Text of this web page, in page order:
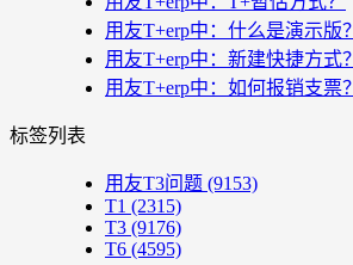
用友T+erp中：什么是演示版？
用友T+erp中：新建快捷方式？
用友T+erp中：如何报销支票？
标签列表
用友T3问题 (9153)
T1 (2315)
T3 (9176)
T6 (4595)